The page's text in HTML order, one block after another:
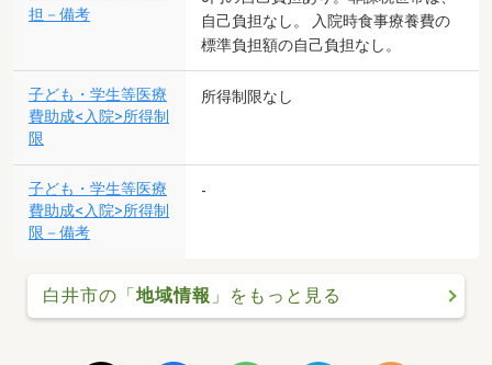
担－備考
自己負担なし。 入院時食事療養費の
標準負担額の自己負担なし。
子ども・学生等医療
費助成<入院>所得制
限
所得制限なし
子ども・学生等医療
費助成<入院>所得制
限－備考
-
白井市の「地域情報 」をもっと見る